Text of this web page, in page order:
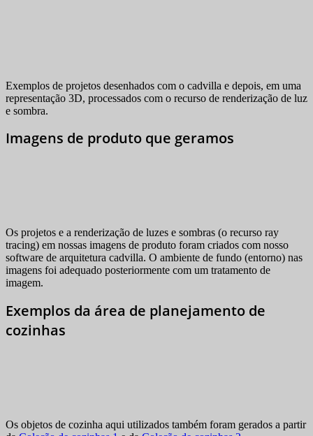
Exemplos de projetos desenhados com o cadvilla e depois, em uma
representação 3D, processados com o recurso de renderização de luz
e sombra.
Imagens de produto que geramos
Os projetos e a renderização de luzes e sombras (o recurso ray
tracing) em nossas imagens de produto foram criados com nosso
software de arquitetura cadvilla. O ambiente de fundo (entorno) nas
imagens foi adequado posteriormente com um tratamento de
imagem.
Exemplos da área de planejamento de
cozinhas
Os objetos de cozinha aqui utilizados também foram gerados a partir